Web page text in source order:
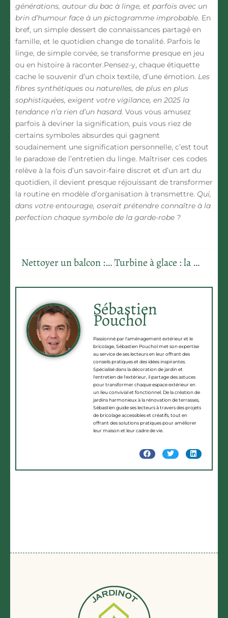
générations, autour du bac à linge, et parfois avec un
brin d’humour face à un pictogramme improbable. En
bref, un simple dessert de connaissances partagé en
famille, et le quotidien change de tonalité. Parfois le
linge, de simple corvée, se transforme presque en jeu
ou en histoire à raconter.Pensez-y, chaque étiquette
cache le souvenir d’un choix textile, d’une émotion. Les
fibres synthétiques ou naturelles, de plus en plus
sophistiquées, exigent votre vigilance, en 2025 la
tendance n’a rien d’un hasard. Vous vous amusez
parfois à deviner la signification, puis vous riez de
certains symboles absurdes qui gagnent
soudainement une signification personnelle, c’est tout
le paradoxe de l’entretien du linge. Maîtriser ces codes
relève à la fois d’un savoir-faire discret et d’un art du
quotidien, il devient presque réjouissant de transformer
la routine en modèle d’organisation à transmettre. Qui,
dans votre entourage, oserait prétendre connaître à la
perfection chaque symbole de la garde-robe ?
Nettoyer un balcon : les étapes pour un résultat impeccable Turbine à glace : la meilleure option pour des glaces maison réussies
Sébastien
Pouchol
Passionné par l'aménagement extérieur et le
bricolage, Sébastien Pouchol met son expertise
au service de ses lecteurs en leur offrant des
conseils pratiques et des idées inspirantes.
Spécialisé dans la décoration de jardin et
l'entretien de l'extérieur, il partage des astuces
pour transformer chaque espace extérieur en
un lieu convivial et fonctionnel. De la création de
jardins harmonieux à la rénovation de terrasses,
Sébastien guide ses lecteurs à travers des projets
de bricolage accessibles et créatifs, tout en
offrant des solutions pratiques pour améliorer
leur maison et leur cadre de vie.